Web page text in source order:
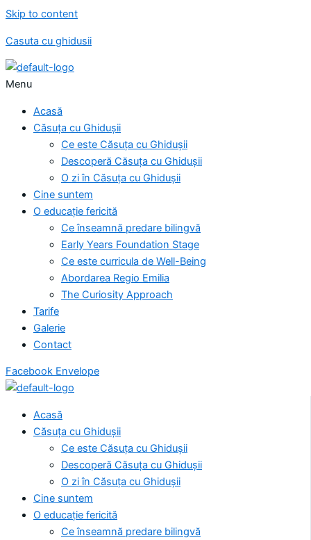
Skip to content
Casuta cu ghidusii
Menu
Acasă
Căsuța cu Ghidușii
Ce este Căsuța cu Ghidușii
Descoperă Căsuța cu Ghidușii
O zi în Căsuța cu Ghidușii
Cine suntem
O educație fericită
Ce înseamnă predare bilingvă
Early Years Foundation Stage
Ce este curricula de Well-Being
Abordarea Regio Emilia
The Curiosity Approach
Tarife
Galerie
Contact
Facebook Envelope
Acasă
Căsuța cu Ghidușii
Ce este Căsuța cu Ghidușii
Descoperă Căsuța cu Ghidușii
O zi în Căsuța cu Ghidușii
Cine suntem
O educație fericită
Ce înseamnă predare bilingvă